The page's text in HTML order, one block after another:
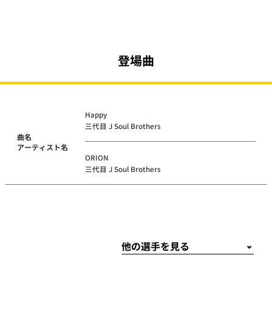
登場曲
曲名
アーティスト名
Happy
三代目 J Soul Brothers
ORION
三代目 J Soul Brothers